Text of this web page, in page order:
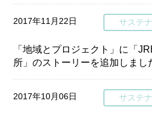
2017年11月22日 サステ
「地域とプロジェクト」に「
所」のストーリーを追加しまし
2017年10月06日 サステ